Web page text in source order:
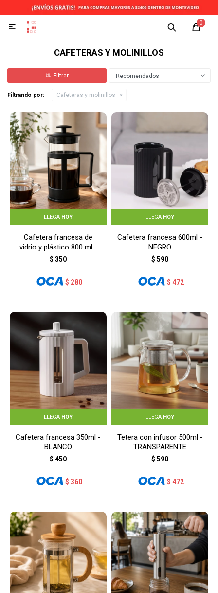
0

CAFETERAS Y MOLINILLOS
Recomendados
Filtrando por: Cafeteras y molinillos
LLEGA HOY
Cafetera francesa de
vidrio y plástico 800 ml -
NEGRO
$ 350
$ 280
LLEGA HOY
Cafetera francesa 600ml -
NEGRO
$ 590
$ 472
LLEGA HOY
Cafetera francesa 350ml -
BLANCO
$ 450
$ 360
LLEGA HOY
Tetera con infusor 500ml -
TRANSPARENTE
$ 590
$ 472